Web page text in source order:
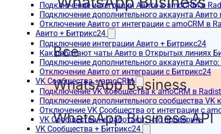
Подключение интеграции Авито к amoCRM в
Подключение дополнительного аккаунта Авито
Отключение Авито от интеграции с amoCRM в
Авито + Битрикс24
Подключение интеграции Авито + Битрикс24
Как работают чаты Авито в Открытых линиях
Подключение дополнительного аккаунта
Отключение Авито от интеграции с Битрикс24
VK Сообщества + amoCRM
Подключение VK Сообщества к amoCRM в
Подключение дополнительного сообщества VK
Отключение VK Сообщества от интеграции с
VK Сообщества не работают: что проверить
VK Сообщества + Битрикс24